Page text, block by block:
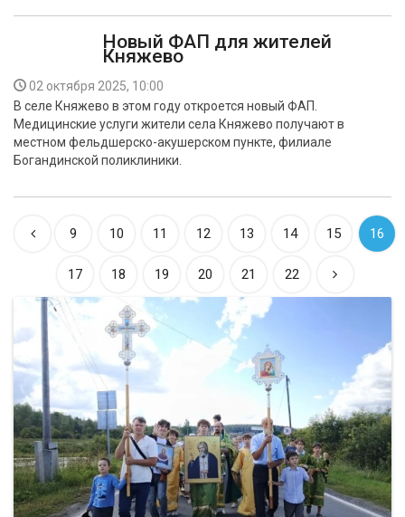
Новый ФАП для жителей
Княжево
02 октября 2025, 10:00
В селе Княжево в этом году откроется новый ФАП.
Медицинские услуги жители села Княжево получают в
местном фельдшерско-акушерском пункте, филиале
Богандинской поликлиники.
9 10 11 12 13 14 15 16
17 18 19 20 21 22